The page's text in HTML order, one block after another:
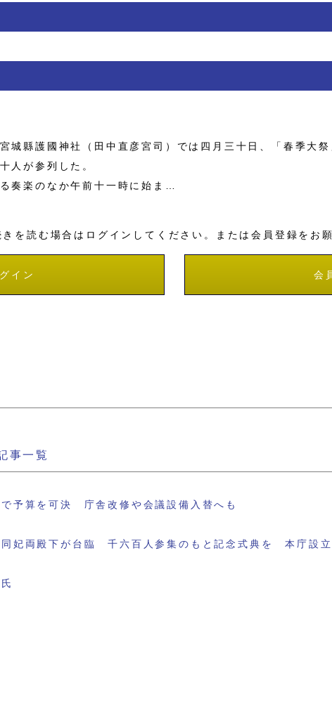
城縣護國神社（田中直彦宮司）では四月三十日、「春季大
人が参列した。
奏楽のなか午前十一時に始ま…
を読む場合はログインしてください。または会員登録をお
イン 会
事一覧
予算を可決 庁舎改修や会議設備入替へも
同妃両殿下が台臨 千六百人参集のもと記念式典を 本庁設立